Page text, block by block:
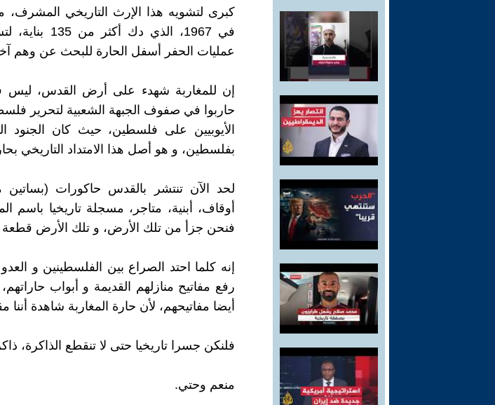
كبرى لتشويه هذا الإرث التاريخي المشرف،
في 1967،
عمليات الحفر أسفل الحارة للبحث عن وهم
إن للمغاربة شهدء على أرض القدس،
حاربوا في صفوف الجبهة الشعبية لتحرير
الأيوبيين على فلسطين، حيث كان الجنود
بفلسطين، و هو أصل هذا الامتداد التاريخي
لحد الآن تنتشر بالقدس حاكورات (بساتين
أوقاف، أبنية، متاجر، مسجلة تاريخيا باسم
فنحن جزأ من تلك الأرض، و تلك الأرض قطعة
إنه كلما احتد الصراع بين الفلسطينين و
رفع مفاتيح منازلهم القديمة و أبواب
أيضا مفاتيحهم، لأن حارة المغاربة شاهدة أننا
فلنكن جسرا تاريخيا حتى لا تنقطع الذاكرة،
منعم وحتي.